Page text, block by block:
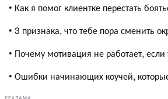
• Как я помог клиентке перестать
• 3 признака, что тебе пора сменить
• Почему мотивация не работает,
• Ошибки начинающих коучей,